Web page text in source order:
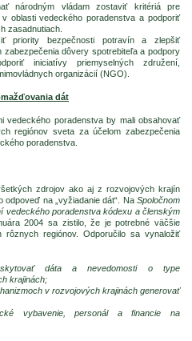
národným vládam zostaviť kritériá pre
oblasti vedeckého poradenstva a podporiť
zasadnutiach.
priority bezpečnosti potravín a zlepšiť
dôvery spotrebiteľa a podpory
iniciatívy priemyselných združení,
organizácií (NGO).
dát
vedeckého poradenstva by mali obsahovať
regiónov sveta za účelom zabezpečenia
poradenstva.
zdrojov ako aj z rozvojových krajín
na „vyžiadanie dát“. Na Spoločnom
vedeckého poradenstva kódexu a členským
2004 sa zistilo, že je potrebné väčšie
regiónov. Odporučilo sa vynaložiť
dáta a nevedomosti o type
krajinách;
v rozvojových krajinách generovať
vybavenie, personál a financie na